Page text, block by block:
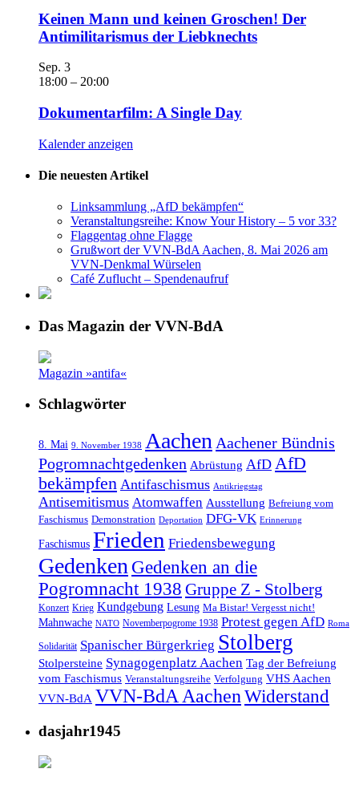
Keinen Mann und keinen Groschen! Der
Antimilitarismus der Liebknechts
Sep. 3
18:00 – 20:00
Dokumentarfilm: A Single Day
Kalender anzeigen
Die neuesten Artikel
Linksammlung „AfD bekämpfen“
Veranstaltungsreihe: Know Your History – 5 vor 33?
Flaggentag ohne Flagge
Grußwort der VVN-BdA Aachen, 8. Mai 2026 am
VVN-Denkmal Würselen
Café Zuflucht – Spendenaufruf
Das Magazin der VVN-BdA
Magazin »antifa«
Schlagwörter
8. Mai 9. November 1938 Aachen Aachener Bündnis
Pogromnachtgedenken Abrüstung AfD AfD
bekämpfen Antifaschismus Antikriegstag
Antisemitismus Atomwaffen Ausstellung Befreiung vom
Faschismus Demonstration Deportation DFG-VK Erinnerung
Faschismus Frieden Friedensbewegung
Gedenken Gedenken an die
Pogromnacht 1938 Gruppe Z - Stolberg
Konzert Krieg Kundgebung Lesung Ma Bistar! Vergesst nicht!
Mahnwache NATO Novemberpogrome 1938 Protest gegen AfD Roma
Solidarität Spanischer Bürgerkrieg Stolberg
Stolpersteine Synagogenplatz Aachen Tag der Befreiung
vom Faschismus Veranstaltungsreihe Verfolgung VHS Aachen
VVN-BdA VVN-BdA AachenWiderstand
dasjahr1945